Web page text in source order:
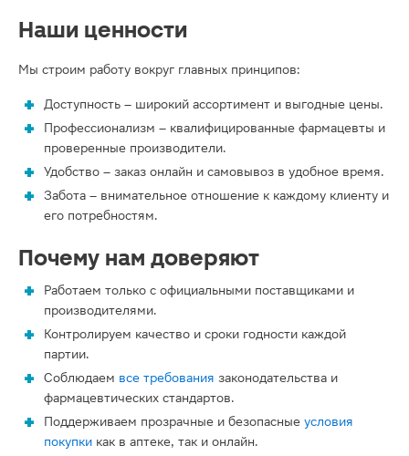
Наши ценности
Мы строим работу вокруг главных принципов:
Доступность – широкий ассортимент и выгодные цены.
Профессионализм – квалифицированные фармацевты и
проверенные производители.
Удобство – заказ онлайн и самовывоз в удобное время.
Забота – внимательное отношение к каждому клиенту и
его потребностям.
Почему нам доверяют
Работаем только с официальными поставщиками и
производителями.
Контролируем качество и сроки годности каждой
партии.
Соблюдаем все требования законодательства и
фармацевтических стандартов.
Поддерживаем прозрачные и безопасные условия
покупки как в аптеке, так и онлайн.